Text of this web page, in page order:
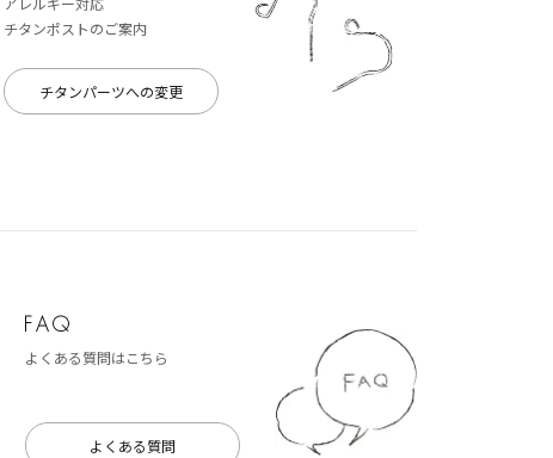
チタンポストのご案内
チタンパーツへの変更
よくある質問はこちら
よくある質問